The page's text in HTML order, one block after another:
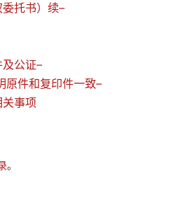
托书）续–
公证–
原件和复印件一致–
关事项
。